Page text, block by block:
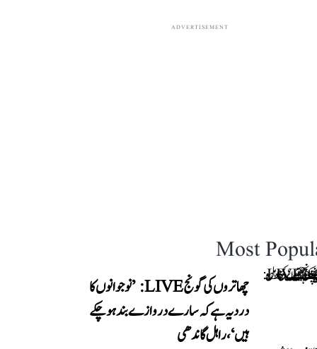
ADVERTISEMENT
Most
چھاتروں کی گونج LIVE: ’نوجوانوں کا
درد یہ ہے کہ سارے دروازے بند ہو چکے
ہیں‘، راہل گاندھی